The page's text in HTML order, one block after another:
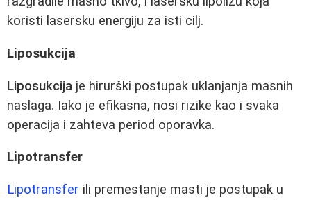
koristi lasersku energiju za isti cilj.
Liposukcija
Liposukcija je hirurški postupak uklanjanja masnih
naslaga. Iako je efikasna, nosi rizike kao i svaka
operacija i zahteva period oporavka.
Lipotransfer
Lipotransfer ili premestanje masti je postupak u